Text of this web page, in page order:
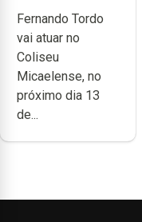
anos de
carreira no
Coliseu
Micaelense
Fernando Tordo
vai atuar no
Coliseu
Micaelense, no
próximo dia 13
de...